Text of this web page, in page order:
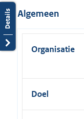
Algemeen
Organisatie
Doel